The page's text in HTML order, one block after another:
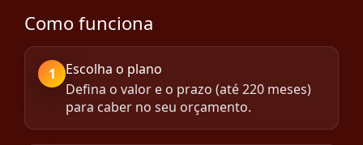
Como funciona
1
Escolha o plano
Defina o valor e o prazo (até 220 meses)
para caber no seu orçamento.